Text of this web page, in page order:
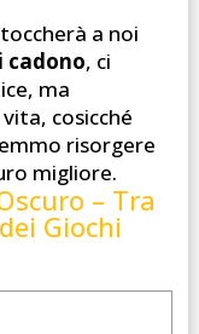
a noi
cadono, ci
ma
cosicché
risorgere
migliore.
– Tra
Giochi